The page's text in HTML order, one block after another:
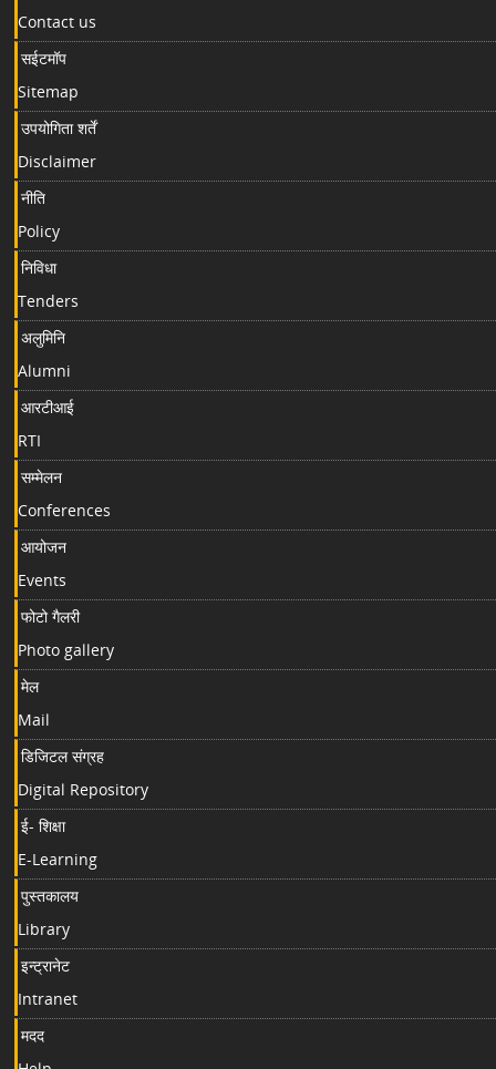
Contact us
सईटमॉप
Sitemap
उपयोगिता शर्तें
Disclaimer
नीति
Policy
निविधा
Tenders
अलुमिनि
Alumni
आरटीआई
RTI
सम्मेलन
Conferences
आयोजन
Events
फोटो गैलरी
Photo gallery
मेल
Mail
डिजिटल संग्रह
Digital Repository
ई- शिक्षा
E-Learning
पुस्तकालय
Library
इन्ट्रानेट
Intranet
मदद